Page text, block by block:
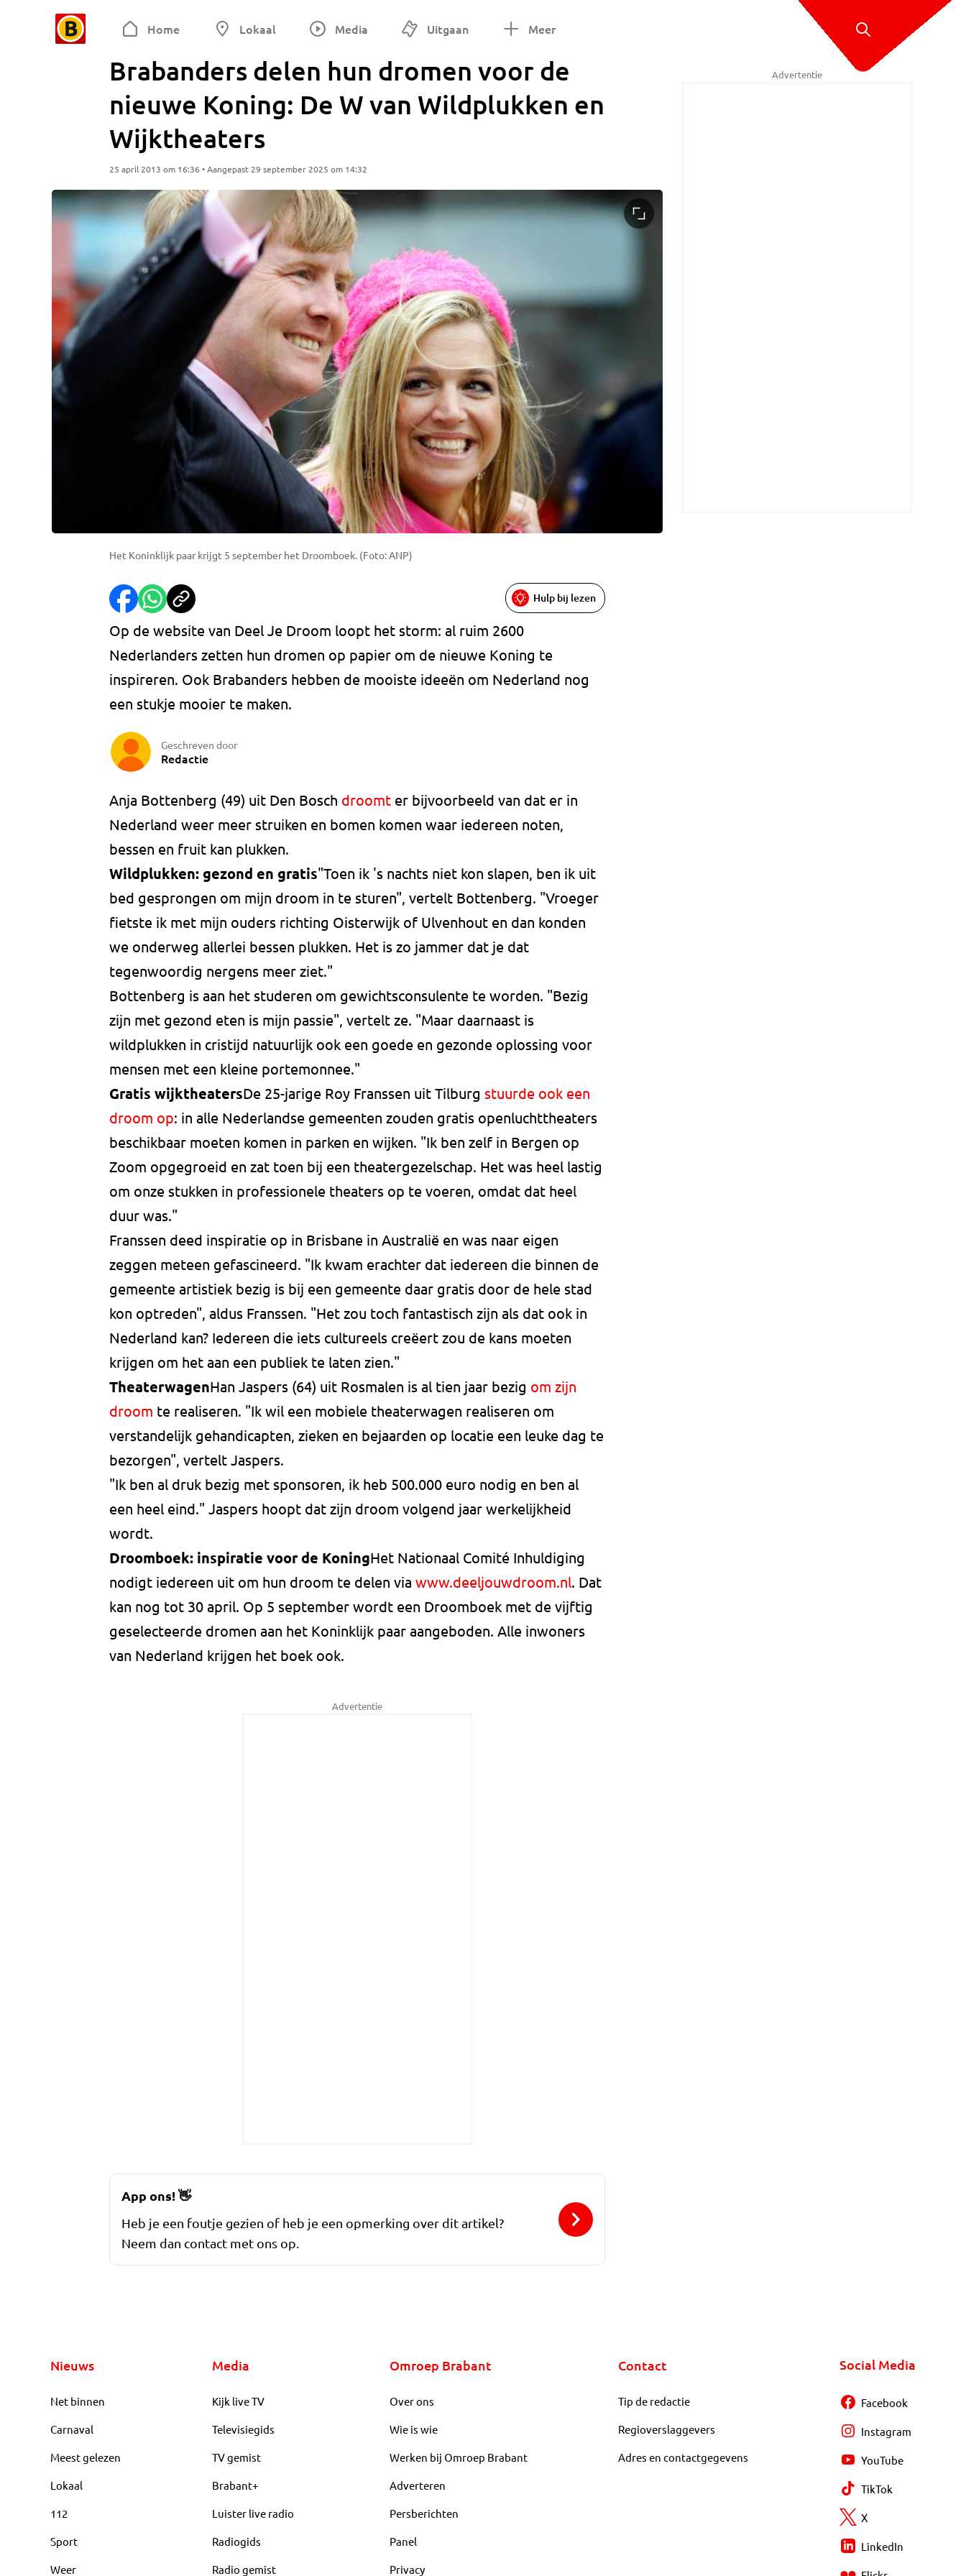
Home Lokaal Media Uitgaan Meer
Brabanders delen hun dromen voor de
nieuwe Koning: De W van Wildplukken en
Wijktheaters
25 april 2013 om 16:36 • Aangepast 29 september 2025 om 14:32
Het Koninklijk paar krijgt 5 september het Droomboek. (Foto: ANP)
Hulp bij lezen
Op de website van Deel Je Droom loopt het storm: al ruim 2600
Nederlanders zetten hun dromen op papier om de nieuwe Koning te
inspireren. Ook Brabanders hebben de mooiste ideeën om Nederland nog
een stukje mooier te maken.
Geschreven door
Redactie
Anja Bottenberg (49) uit Den Bosch droomt er bijvoorbeeld van dat er in
Nederland weer meer struiken en bomen komen waar iedereen noten,
bessen en fruit kan plukken.
Wildplukken: gezond en gratis"Toen ik 's nachts niet kon slapen, ben ik uit
bed gesprongen om mijn droom in te sturen", vertelt Bottenberg. "Vroeger
fietste ik met mijn ouders richting Oisterwijk of Ulvenhout en dan konden
we onderweg allerlei bessen plukken. Het is zo jammer dat je dat
tegenwoordig nergens meer ziet."
Bottenberg is aan het studeren om gewichtsconsulente te worden. "Bezig
zijn met gezond eten is mijn passie", vertelt ze. "Maar daarnaast is
wildplukken in cristijd natuurlijk ook een goede en gezonde oplossing voor
mensen met een kleine portemonnee."
Gratis wijktheatersDe 25-jarige Roy Franssen uit Tilburg stuurde ook een
droom op: in alle Nederlandse gemeenten zouden gratis openluchttheaters
beschikbaar moeten komen in parken en wijken. "Ik ben zelf in Bergen op
Zoom opgegroeid en zat toen bij een theatergezelschap. Het was heel lastig
om onze stukken in professionele theaters op te voeren, omdat dat heel
duur was."
Franssen deed inspiratie op in Brisbane in Australië en was naar eigen
zeggen meteen gefascineerd. "Ik kwam erachter dat iedereen die binnen de
gemeente artistiek bezig is bij een gemeente daar gratis door de hele stad
kon optreden", aldus Franssen. "Het zou toch fantastisch zijn als dat ook in
Nederland kan? Iedereen die iets cultureels creëert zou de kans moeten
krijgen om het aan een publiek te laten zien."
TheaterwagenHan Jaspers (64) uit Rosmalen is al tien jaar bezig om zijn
droom te realiseren. "Ik wil een mobiele theaterwagen realiseren om
verstandelijk gehandicapten, zieken en bejaarden op locatie een leuke dag te
bezorgen", vertelt Jaspers.
"Ik ben al druk bezig met sponsoren, ik heb 500.000 euro nodig en ben al
een heel eind." Jaspers hoopt dat zijn droom volgend jaar werkelijkheid
wordt.
Droomboek: inspiratie voor de KoningHet Nationaal Comité Inhuldiging
nodigt iedereen uit om hun droom te delen via www.deeljouwdroom.nl. Dat
kan nog tot 30 april. Op 5 september wordt een Droomboek met de vijftig
geselecteerde dromen aan het Koninklijk paar aangeboden. Alle inwoners
van Nederland krijgen het boek ook.
Advertentie
Advertentie
App ons!👋
Heb je een foutje gezien of heb je een opmerking over dit artikel?
Neem dan contact met ons op.
Nieuws
Net binnen
Carnaval
Meest gelezen
Lokaal
112
Sport
Weer
Media
Kijk live TV
Televisiegids
TV gemist
Brabant+
Luister live radio
Radiogids
Radio gemist
Omroep Brabant
Over ons
Wie is wie
Werken bij Omroep Brabant
Adverteren
Persberichten
Panel
Privacy
Contact
Tip de redactie
Regioverslaggevers
Adres en contactgegevens
Social Media
Facebook
Instagram
YouTube
TikTok
X
LinkedIn